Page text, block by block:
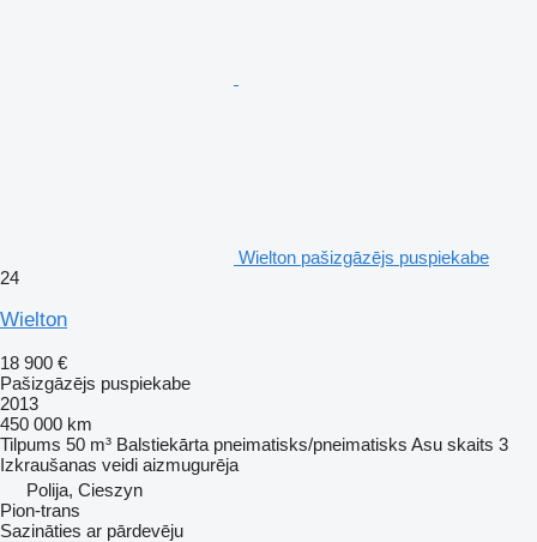
Wielton pašizgāzējs puspiekabe
24
Wielton
18 900 €
Pašizgāzējs puspiekabe
2013
450 000 km
Tilpums 50 m³ Balstiekārta pneimatisks/pneimatisks Asu skaits 3
Izkraušanas veidi aizmugurēja
Polija, Cieszyn
Pion-trans
Sazināties ar pārdevēju